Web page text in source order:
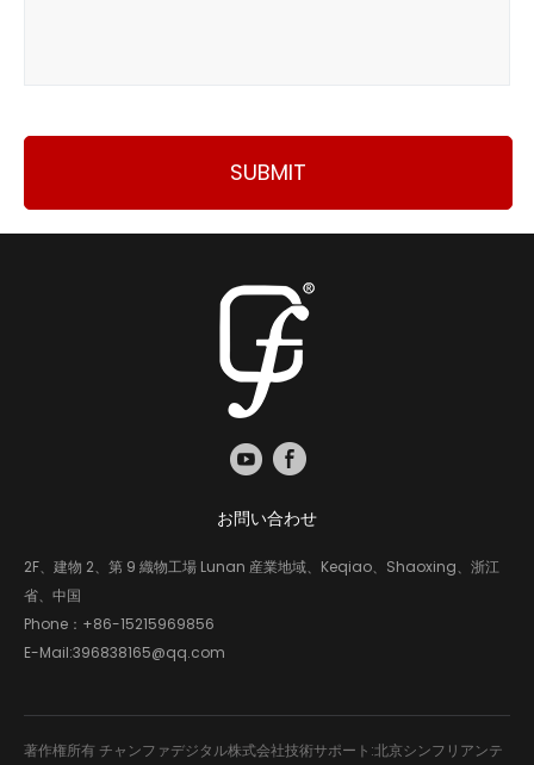
SUBMIT
お問い合わせ
2F、建物 2、第 9 織物工場 Lunan 産業地域、Keqiao、Shaoxing、浙江
省、中国
Phone： +86-15215969856
E-Mail:396838165@qq.com
著作権所有 チャンファデジタル株式会社技術サポート:北京シンフリアンテ